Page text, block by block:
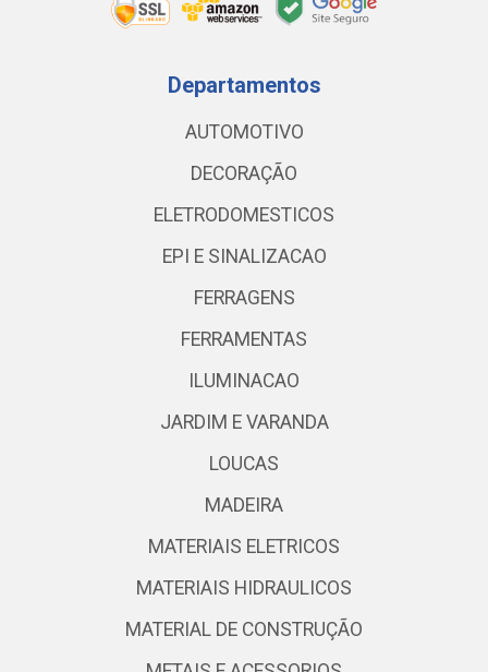
Departamentos
AUTOMOTIVO
DECORAÇÃO
ELETRODOMESTICOS
EPI E SINALIZACAO
FERRAGENS
FERRAMENTAS
ILUMINACAO
JARDIM E VARANDA
LOUCAS
MADEIRA
MATERIAIS ELETRICOS
MATERIAIS HIDRAULICOS
MATERIAL DE CONSTRUÇÃO